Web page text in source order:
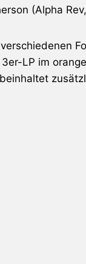
(Alpha
LP im